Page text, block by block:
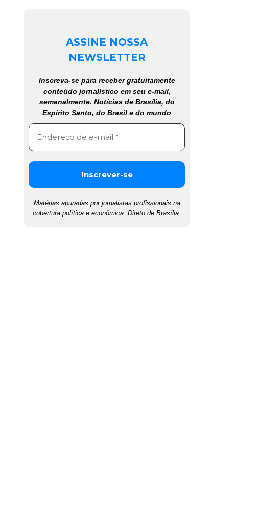
ASSINE NOSSA
NEWSLETTER
Inscreva-se para receber gratuitamente
conteúdo jornalístico em seu e-mail,
semanalmente. Notícias de Brasília, do
Espírito Santo, do Brasil e do mundo
Matérias apuradas por jornalistas profissionais na
cobertura política e econômica. Direto de Brasília.